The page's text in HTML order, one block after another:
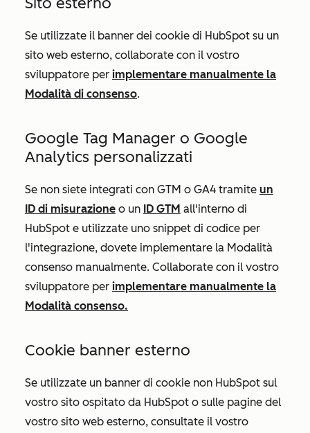
Se utilizzate il banner dei cookie di HubSpot su un
sito web esterno, collaborate con il vostro
sviluppatore per implementare manualmente la
Modalità di consenso.
Google Tag Manager o Google
Analytics personalizzati
Se non siete integrati con GTM o GA4 tramite un
ID di misurazione o un ID GTM all'interno di
HubSpot e utilizzate uno snippet di codice per
l'integrazione, dovete implementare la Modalità
consenso manualmente. Collaborate con il vostro
sviluppatore per implementare manualmente la
Modalità consenso.
Cookie banner esterno
Se utilizzate un banner di cookie non HubSpot sul
vostro sito ospitato da HubSpot o sulle pagine del
vostro sito web esterno, consultate il vostro